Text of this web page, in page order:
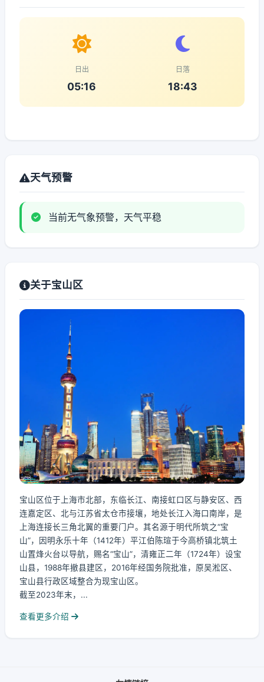
日出
05:16
日落
18:43
天气预警
当前无气象预警，天气平稳
关于宝山区
宝山区位于上海市北部，东临长江、南接虹口区与静安区、西
连嘉定区、北与江苏省太仓市接壤，地处长江入海口南岸，是
上海连接长三角北翼的重要门户。其名源于明代所筑之“宝
山”，因明永乐十年（1412年）平江伯陈瑄于今高桥镇北筑土
山置烽火台以导航，赐名“宝山”，清雍正二年（1724年）设宝
山县，1988年撤县建区，2016年经国务院批准，原吴淞区、
宝山县行政区域整合为现宝山区。
截至2023年末，...
查看更多介绍